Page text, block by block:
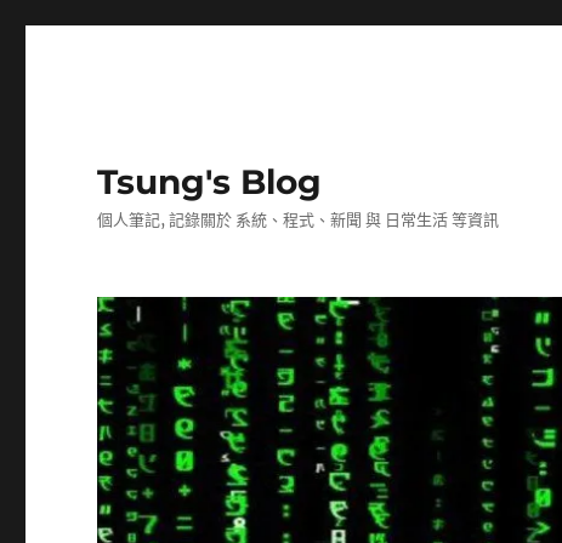
Tsung's Blog
個人筆記, 記錄關於 系統、程式、新聞 與 日常生活 等資訊